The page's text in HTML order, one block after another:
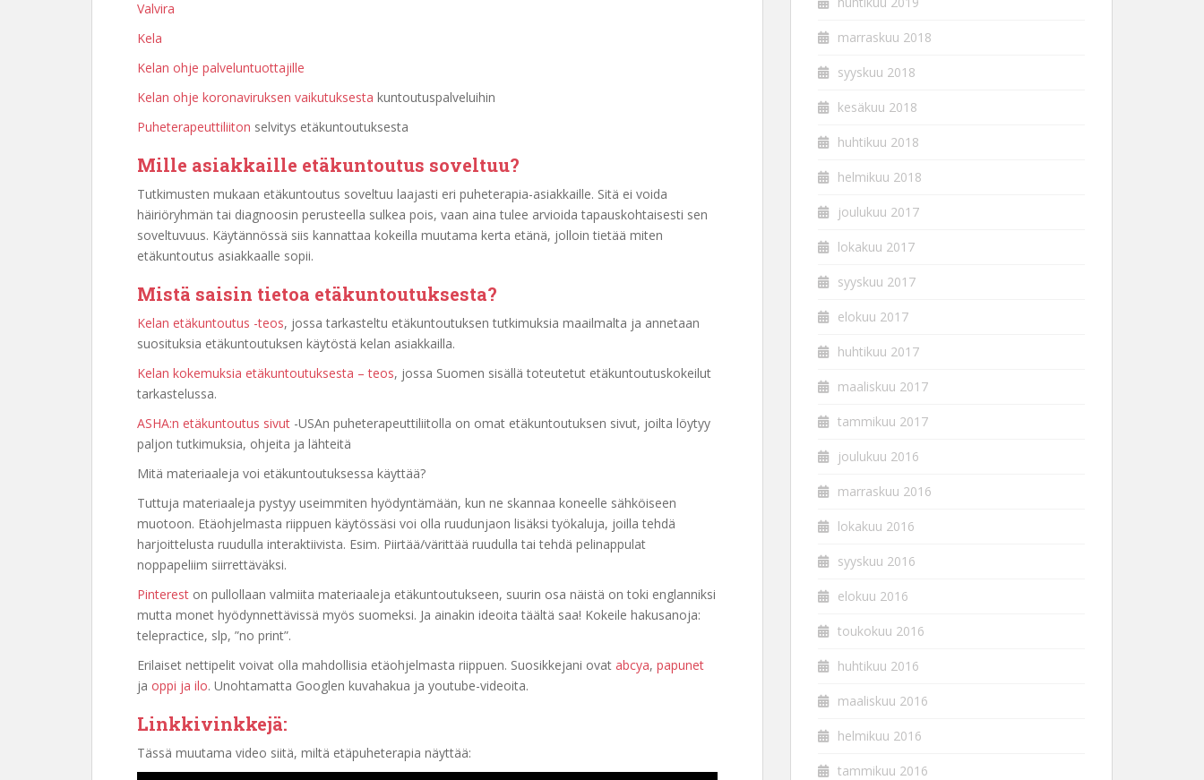
Valvira
Kela
Kelan ohje palveluntuottajille
Kelan ohje koronaviruksen vaikutuksesta kuntoutuspalveluihin
Puheterapeuttiliiton selvitys etäkuntoutuksesta
Mille asiakkaille etäkuntoutus soveltuu?
Tutkimusten mukaan etäkuntoutus soveltuu laajasti eri puheterapia-asiakkaille. Sitä ei voida
häiriöryhmän tai diagnoosin perusteella sulkea pois, vaan aina tulee arvioida tapauskohtaisesti sen
soveltuvuus. Käytännössä siis kannattaa kokeilla muutama kerta etänä, jolloin tietää miten
etäkuntoutus asiakkaalle sopii.
Mistä saisin tietoa etäkuntoutuksesta?
Kelan etäkuntoutus -teos, jossa tarkasteltu etäkuntoutuksen tutkimuksia maailmalta ja annetaan
suosituksia etäkuntoutuksen käytöstä kelan asiakkailla.
Kelan kokemuksia etäkuntoutuksesta – teos, jossa Suomen sisällä toteutetut etäkuntoutuskokeilut
tarkastelussa.
ASHA:n etäkuntoutus sivut -USAn puheterapeuttiliitolla on omat etäkuntoutuksen sivut, joilta löytyy
paljon tutkimuksia, ohjeita ja lähteitä
Mitä materiaaleja voi etäkuntoutuksessa käyttää?
Tuttuja materiaaleja pystyy useimmiten hyödyntämään, kun ne skannaa koneelle sähköiseen
muotoon. Etäohjelmasta riippuen käytössäsi voi olla ruudunjaon lisäksi työkaluja, joilla tehdä
harjoittelusta ruudulla interaktiivista. Esim. Piirtää/värittää ruudulla tai tehdä pelinappulat
noppapeliim siirrettäväksi.
Pinterest on pullollaan valmiita materiaaleja etäkuntoutukseen, suurin osa näistä on toki englanniksi
mutta monet hyödynnettävissä myös suomeksi. Ja ainakin ideoita täältä saa! Kokeile hakusanoja:
telepractice, slp, ”no print”.
Erilaiset nettipelit voivat olla mahdollisia etäohjelmasta riippuen. Suosikkejani ovat abcya, papunet
ja oppi ja ilo. Unohtamatta Googlen kuvahakua ja youtube-videoita.
Linkkivinkkejä:
Tässä muutama video siitä, miltä etäpuheterapia näyttää:
marraskuu 2018
syyskuu 2018
kesäkuu 2018
huhtikuu 2018
helmikuu 2018
joulukuu 2017
lokakuu 2017
syyskuu 2017
elokuu 2017
huhtikuu 2017
maaliskuu 2017
tammikuu 2017
joulukuu 2016
marraskuu 2016
lokakuu 2016
syyskuu 2016
elokuu 2016
toukokuu 2016
huhtikuu 2016
maaliskuu 2016
helmikuu 2016
tammikuu 2016